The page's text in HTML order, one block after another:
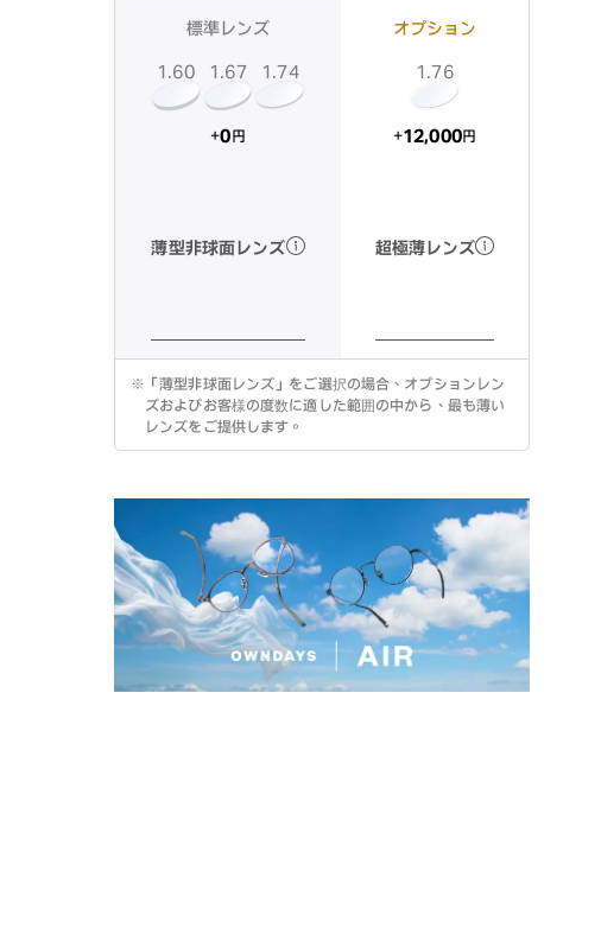
標準レンズ
1.60 1.67 1.74
+0 円
薄型非球面レンズ
オプション
1.76
+12,000円
超極薄レンズ
※
「薄型非球面レンズ」をご選択の場合、オプションレン
ズおよびお客様の度数に適した範囲の中から、最も薄い
レンズをご提供します。